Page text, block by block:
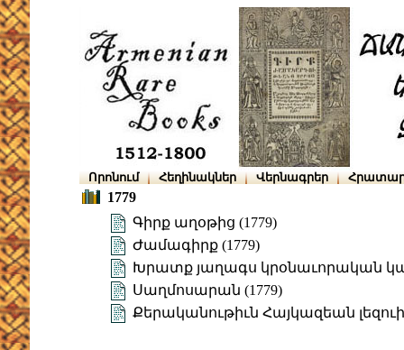
Որոնում Հեղինակներ Վերնագրեր
1779
Գիրք աղօթից (1779)
Ժամագիրք (1779)
Խրատք յաղագս կրօնաւորական
Սաղմոսարան (1779)
Քերականութիւն Հայկազեան լեզուի